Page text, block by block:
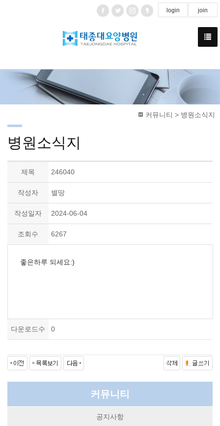
login join
커뮤니티 > 병원소식지
병원소식지
제목 246040
작성자 별땅
작성일자 2024-06-04
조회수 6267
좋은하루 되세요:)
다운로드수 0
커뮤니티
공지사항